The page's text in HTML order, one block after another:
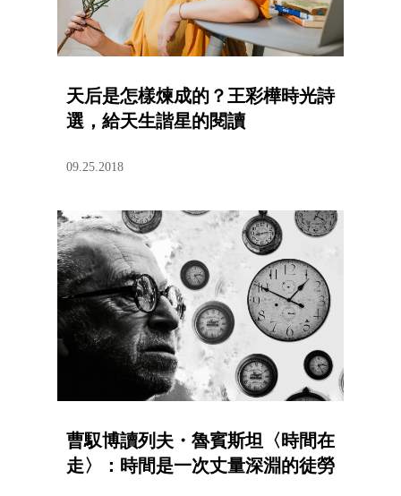
天后是怎樣煉成的？王彩樺時光詩
選，給天生諧星的閱讀
09.25.2018
曹馭博讀列夫・魯賓斯坦〈時間在
走〉：時間是一次丈量深淵的徒勞